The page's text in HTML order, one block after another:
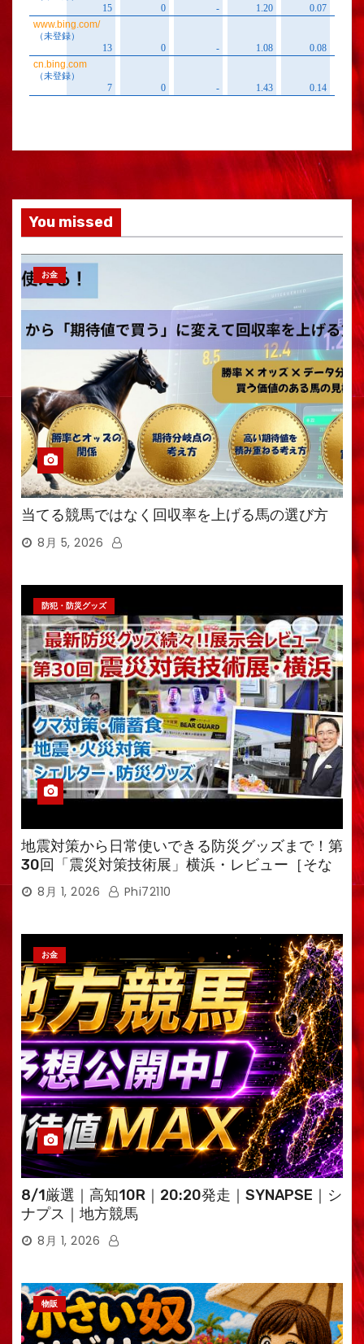
You missed
お金
当てる競馬ではなく回収率を上げる馬の選び方
8月 5, 2026
防犯・防災グッズ
地震対策から日常使いできる防災グッズまで！第
30回「震災対策技術展」横浜・レビュー［そな
えるTV・高荷智也］
8月 1, 2026 Phi72110
お金
8/1厳選｜高知10R｜20:20発走｜SYNAPSE｜シ
ナプス｜地方競馬
8月 1, 2026
物販